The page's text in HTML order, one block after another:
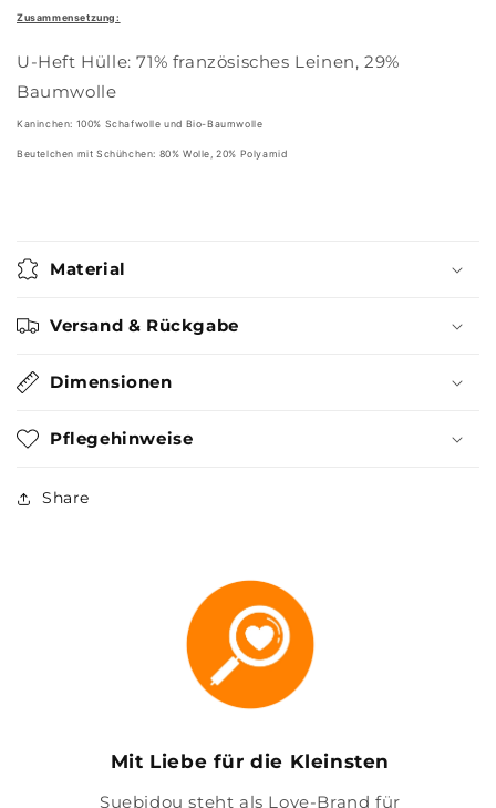
Zusammensetzung:
U-Heft Hülle: 71% französisches Leinen, 29%
Baumwolle
Kaninchen: 100% Schafwolle und Bio-Baumwolle
Beutelchen mit Schühchen: 80% Wolle, 20% Polyamid
Material
Versand & Rückgabe
Dimensionen
Pflegehinweise
Share
Mit Liebe für die Kleinsten
Suebidou steht als Love-Brand für